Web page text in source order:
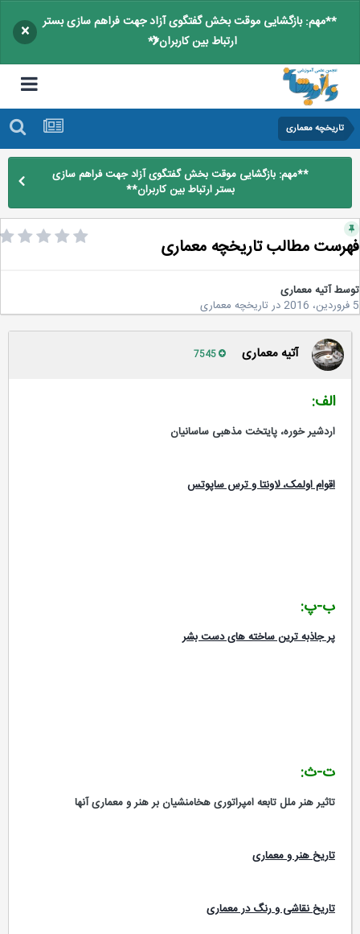
**مهم: بازگشایی موقت بخش گفتگوی آزاد جهت فراهم سازی بستر
ارتباط بین کاربران**
×
تاریخچه معماری
**مهم: بازگشایی موقت بخش گفتگوی آزاد جهت فراهم سازی
بستر ارتباط بین کاربران**
مطالب تاریخچه معماری
آتیه معماری
درتاریخچه معماری
آتیه معماری
الف:
اردشیر خوره، پایتخت مذهبی ساسانیان
اقوام اولمک، لاونتا و ترس ساپوتس
ب-پ:
پر جاذبه ترین ساخته های دست بشر
ت-ث:
تاثیر هنر ملل تابعه امپراتوری هخامنشیان بر هنر و معماری آنها
تاریخ هنر و معماری
تاریخ نقاشی و رنگ در معماری